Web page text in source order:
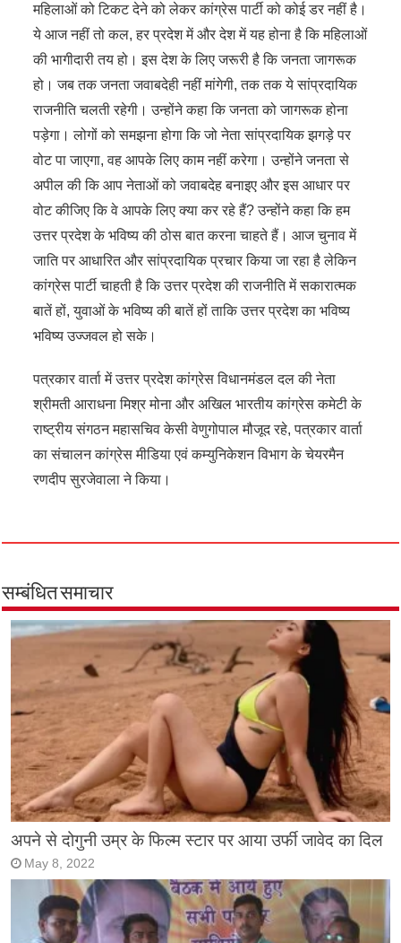
महिलाओं को टिकट देने को लेकर कांग्रेस पार्टी को कोई डर नहीं है।
ये आज नहीं तो कल, हर प्रदेश में और देश में यह होना है कि महिलाओं
की भागीदारी तय हो। इस देश के लिए जरूरी है कि जनता जागरूक
हो। जब तक जनता जवाबदेही नहीं मांगेगी, तक तक ये सांप्रदायिक
राजनीति चलती रहेगी। उन्होंने कहा कि जनता को जागरूक होना
पड़ेगा। लोगों को समझना होगा कि जो नेता सांप्रदायिक झगड़े पर
वोट पा जाएगा, वह आपके लिए काम नहीं करेगा। उन्होंने जनता से
अपील की कि आप नेताओं को जवाबदेह बनाइए और इस आधार पर
वोट कीजिए कि वे आपके लिए क्या कर रहे हैं? उन्होंने कहा कि हम
उत्तर प्रदेश के भविष्य की ठोस बात करना चाहते हैं। आज चुनाव में
जाति पर आधारित और सांप्रदायिक प्रचार किया जा रहा है लेकिन
कांग्रेस पार्टी चाहती है कि उत्तर प्रदेश की राजनीति में सकारात्मक
बातें हों, युवाओं के भविष्य की बातें हों ताकि उत्तर प्रदेश का भविष्य
भविष्य उज्जवल हो सके।
पत्रकार वार्ता में उत्तर प्रदेश कांग्रेस विधानमंडल दल की नेता
श्रीमती आराधना मिश्र मोना और अखिल भारतीय कांग्रेस कमेटी के
राष्ट्रीय संगठन महासचिव केसी वेणुगोपाल मौजूद रहे, पत्रकार वार्ता
का संचालन कांग्रेस मीडिया एवं कम्युनिकेशन विभाग के चेयरमैन
रणदीप सुरजेवाला ने किया।
सम्बंधित समाचार
अपने से दोगुनी उम्र के फिल्म स्टार पर आया उर्फी जावेद का दिल
May 8, 2022